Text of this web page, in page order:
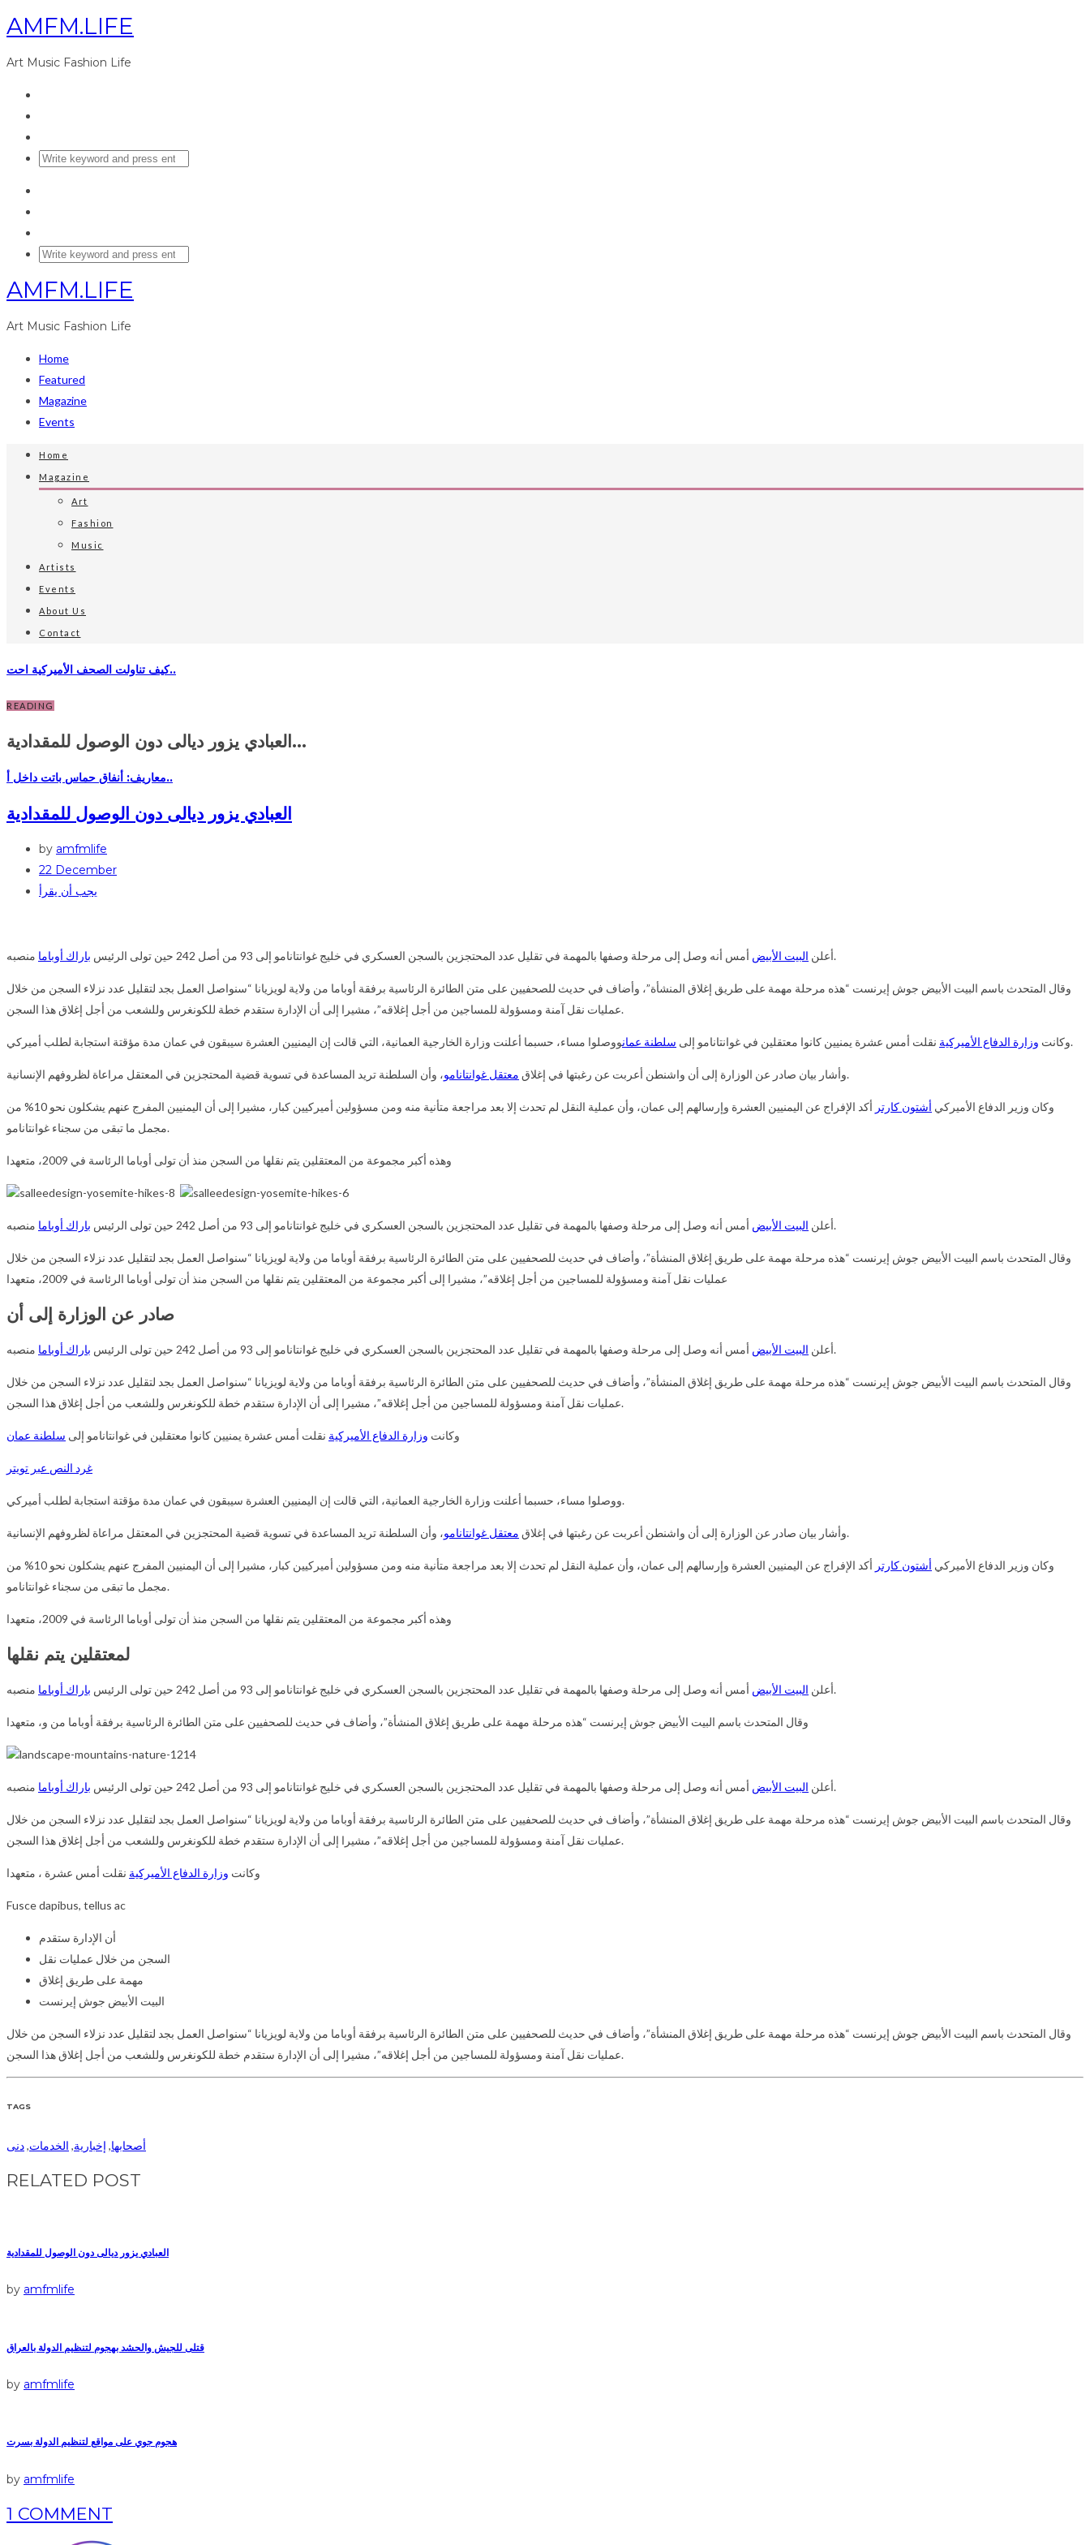
AMFM.LIFE
Art Music Fashion Life
AMFM.LIFE
Art Music Fashion Life
Home
Featured
Magazine
Events
Home
Magazine
Art
Fashion
Music
Artists
Events
About Us
Contact
كيف تناولت الصحف الأميركية احت..
READING
العبادي يزور ديالى دون الوصول للمقدادية...
معاريف: أنفاق حماس باتت داخل أ..
العبادي يزور ديالى دون الوصول للمقدادية
by amfmlife
22 December
يجب أن يقرأ
أعلن البيت الأبيض أمس أنه وصل إلى مرحلة وصفها بالمهمة في تقليل عدد المحتجزين بالسجن العسكري في خليج غوانتانامو إلى 93 من أصل 242 حين تولى الرئيس باراك أوباما منصبه.
وقال المتحدث باسم البيت الأبيض جوش إيرنست “هذه مرحلة مهمة على طريق إغلاق المنشأة”، وأضاف في حديث للصحفيين على متن الطائرة الرئاسية برفقة أوباما من ولاية لويزيانا “سنواصل العمل بجد لتقليل عدد نزلاء السجن من خلال
عمليات نقل آمنة ومسؤولة للمساجين من أجل إغلاقه”، مشيرا إلى أن الإدارة ستقدم خطة للكونغرس وللشعب من أجل إغلاق هذا السجن.
وكانت وزارة الدفاع الأميركية نقلت أمس عشرة يمنيين كانوا معتقلين في غوانتانامو إلى سلطنة عمان ووصلوا مساء، حسبما أعلنت وزارة الخارجية العمانية، التي قالت إن اليمنيين العشرة سيبقون في عمان مدة مؤقتة استجابة لطلب أميركي.
وأشار بيان صادر عن الوزارة إلى أن واشنطن أعربت عن رغبتها في إغلاق معتقل غوانتانامو ، وأن السلطنة تريد المساعدة في تسوية قضية المحتجزين في المعتقل مراعاة لظروفهم الإنسانية.
وكان وزير الدفاع الأميركي أشتون كارتر
أكد الإفراج عن اليمنيين العشرة وإرسالهم إلى عمان، وأن عملية النقل لم تحدث إلا بعد مراجعة متأنية منه ومن مسؤولين أميركيين كبار، مشيرا إلى أن اليمنيين المفرج عنهم يشكلون نحو 10% من
مجمل ما تبقى من سجناء غوانتانامو.
وهذه أكبر مجموعة من المعتقلين يتم نقلها من السجن منذ أن تولى أوباما الرئاسة في 2009، متعهدا
أعلن البيت الأبيض أمس أنه وصل إلى مرحلة وصفها بالمهمة في تقليل عدد المحتجزين بالسجن العسكري في خليج غوانتانامو إلى 93 من أصل 242 حين تولى الرئيس باراك أوباما منصبه.
وقال المتحدث باسم البيت الأبيض جوش إيرنست “هذه مرحلة مهمة على طريق إغلاق المنشأة”، وأضاف في حديث للصحفيين على متن الطائرة الرئاسية برفقة أوباما من ولاية لويزيانا “سنواصل العمل بجد لتقليل عدد نزلاء السجن من خلال
عمليات نقل آمنة ومسؤولة للمساجين من أجل إغلاقه”، مشيرا إلى أكبر مجموعة من المعتقلين يتم نقلها من السجن منذ أن تولى أوباما الرئاسة في 2009، متعهدا
صادر عن الوزارة إلى أن
أعلن البيت الأبيض أمس أنه وصل إلى مرحلة وصفها بالمهمة في تقليل عدد المحتجزين بالسجن العسكري في خليج غوانتانامو إلى 93 من أصل 242 حين تولى الرئيس باراك أوباما منصبه.
وقال المتحدث باسم البيت الأبيض جوش إيرنست “هذه مرحلة مهمة على طريق إغلاق المنشأة”، وأضاف في حديث للصحفيين على متن الطائرة الرئاسية برفقة أوباما من ولاية لويزيانا “سنواصل العمل بجد لتقليل عدد نزلاء السجن من خلال
عمليات نقل آمنة ومسؤولة للمساجين من أجل إغلاقه”، مشيرا إلى أن الإدارة ستقدم خطة للكونغرس وللشعب من أجل إغلاق هذا السجن.
وكانت وزارة الدفاع الأميركية نقلت أمس عشرة يمنيين كانوا معتقلين في غوانتانامو إلى سلطنة عمان
غرد النص عبر تويتر
ووصلوا مساء، حسبما أعلنت وزارة الخارجية العمانية، التي قالت إن اليمنيين العشرة سيبقون في عمان مدة مؤقتة استجابة لطلب أميركي.
وأشار بيان صادر عن الوزارة إلى أن واشنطن أعربت عن رغبتها في إغلاق معتقل غوانتانامو ، وأن السلطنة تريد المساعدة في تسوية قضية المحتجزين في المعتقل مراعاة لظروفهم الإنسانية.
وكان وزير الدفاع الأميركي أشتون كارتر
أكد الإفراج عن اليمنيين العشرة وإرسالهم إلى عمان، وأن عملية النقل لم تحدث إلا بعد مراجعة متأنية منه ومن مسؤولين أميركيين كبار، مشيرا إلى أن اليمنيين المفرج عنهم يشكلون نحو 10% من
مجمل ما تبقى من سجناء غوانتانامو.
وهذه أكبر مجموعة من المعتقلين يتم نقلها من السجن منذ أن تولى أوباما الرئاسة في 2009، متعهدا
لمعتقلين يتم نقلها
أعلن البيت الأبيض أمس أنه وصل إلى مرحلة وصفها بالمهمة في تقليل عدد المحتجزين بالسجن العسكري في خليج غوانتانامو إلى 93 من أصل 242 حين تولى الرئيس باراك أوباما منصبه.
وقال المتحدث باسم البيت الأبيض جوش إيرنست “هذه مرحلة مهمة على طريق إغلاق المنشأة”، وأضاف في حديث للصحفيين على متن الطائرة الرئاسية برفقة أوباما من و، متعهدا
أعلن البيت الأبيض أمس أنه وصل إلى مرحلة وصفها بالمهمة في تقليل عدد المحتجزين بالسجن العسكري في خليج غوانتانامو إلى 93 من أصل 242 حين تولى الرئيس باراك أوباما منصبه.
وقال المتحدث باسم البيت الأبيض جوش إيرنست “هذه مرحلة مهمة على طريق إغلاق المنشأة”، وأضاف في حديث للصحفيين على متن الطائرة الرئاسية برفقة أوباما من ولاية لويزيانا “سنواصل العمل بجد لتقليل عدد نزلاء السجن من خلال
عمليات نقل آمنة ومسؤولة للمساجين من أجل إغلاقه”، مشيرا إلى أن الإدارة ستقدم خطة للكونغرس وللشعب من أجل إغلاق هذا السجن.
وكانت وزارة الدفاع الأميركية نقلت أمس عشرة ، متعهدا
Fusce dapibus, tellus ac
أن الإدارة ستقدم
السجن من خلال عمليات نقل
مهمة على طريق إغلاق
البيت الأبيض جوش إيرنست
وقال المتحدث باسم البيت الأبيض جوش إيرنست “هذه مرحلة مهمة على طريق إغلاق المنشأة”، وأضاف في حديث للصحفيين على متن الطائرة الرئاسية برفقة أوباما من ولاية لويزيانا “سنواصل العمل بجد لتقليل عدد نزلاء السجن من خلال
عمليات نقل آمنة ومسؤولة للمساجين من أجل إغلاقه”، مشيرا إلى أن الإدارة ستقدم خطة للكونغرس وللشعب من أجل إغلاق هذا السجن.
TAGS
أصحابها, إخبارية, الخدمات,دنى
RELATED POST
العبادي يزور ديالى دون الوصول للمقدادية
by amfmlife
قتلى للجيش والحشد بهجوم لتنظيم الدولة بالعراق
by amfmlife
هجوم جوي على مواقع لتنظيم الدولة بسرت
by amfmlife
1 COMMENT